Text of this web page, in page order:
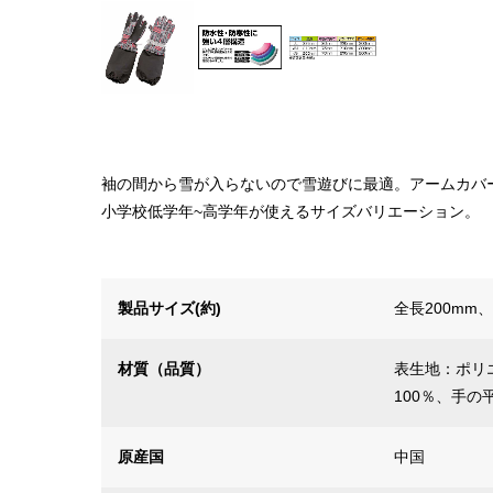
袖の間から雪が入らないので雪遊びに最適。アームカバ
小学校低学年~高学年が使えるサイズバリエーション。
製品サイズ(約) 全長200mm
材質（品質）
表生地：ポリ
100％、手の
原産国 中国